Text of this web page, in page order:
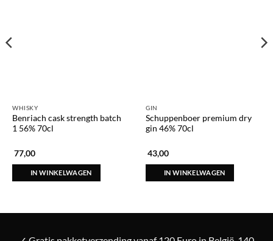
WHISKY
Benriach cask strength batch
1 56% 70cl
77,00
IN WINKELWAGEN
GIN
Schuppenboer premium dry
gin 46% 70cl
43,00
IN WINKELWAGEN